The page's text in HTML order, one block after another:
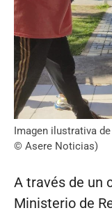
Imagen ilustrativa
© Asere Noticias)
A través de un
Ministerio de